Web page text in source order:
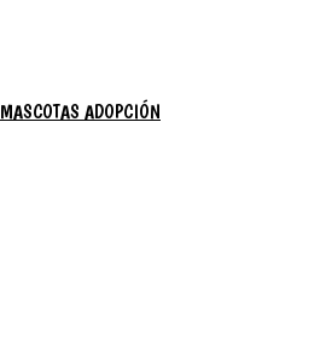
MASCOTAS ADOPCIÓN